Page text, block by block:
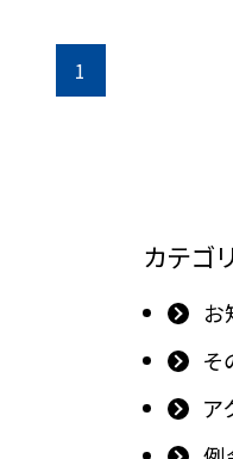
1
カテゴ
お
そ
ア